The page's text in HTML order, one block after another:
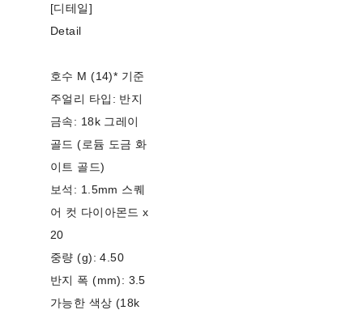
[디테일]
Detail
호수 M (14)* 기준
주얼리 타입: 반지
금속: 18k 그레이
골드 (로듐 도금 화
이트 골드)
보석: 1.5mm 스퀘
어 컷 다이아몬드 x
20
중량 (g): 4.50
반지 폭 (mm): 3.5
가능한 색상 (18k